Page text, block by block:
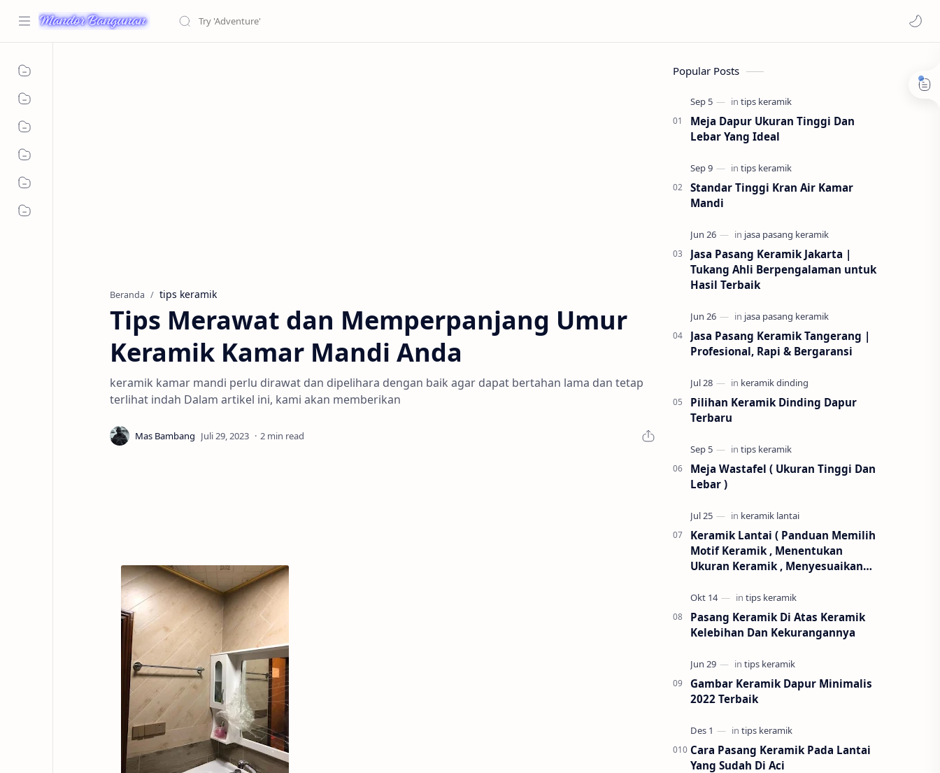
Beranda tips keramik
Tips Merawat dan Memperpanjang Umur
Keramik Kamar Mandi Anda
keramik kamar mandi perlu dirawat dan dipelihara dengan baik agar dapat bertahan lama dan tetap
terlihat indah Dalam artikel ini, kami akan memberikan
2 min read
Popular Posts
Meja Dapur Ukuran Tinggi Dan
Lebar Yang Ideal
Standar Tinggi Kran Air Kamar
Mandi
Jasa Pasang Keramik Jakarta |
Tukang Ahli Berpengalaman untuk
Hasil Terbaik
Jasa Pasang Keramik Tangerang |
Profesional, Rapi & Bergaransi
Pilihan Keramik Dinding Dapur
Terbaru
Meja Wastafel ( Ukuran Tinggi Dan
Lebar )
Keramik Lantai ( Panduan Memilih
Motif Keramik , Menentukan
Ukuran Keramik , Menyesuaikan
Pasang Keramik Di Atas Keramik
Kelebihan Dan Kekurangannya
Gambar Keramik Dapur Minimalis
2022 Terbaik
Cara Pasang Keramik Pada Lantai
Yang Sudah Di Aci